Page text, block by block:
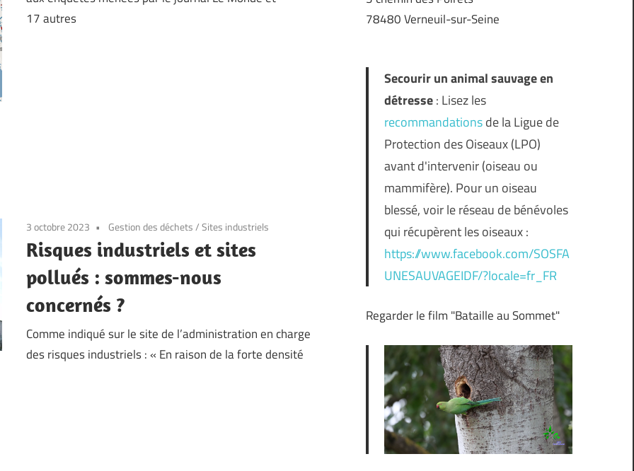
17 autres
3 octobre 2023 Gestion des déchets/Sites industriels
Risques industriels et sites
pollués : sommes-nous
concernés ?
Comme indiqué sur le site de l’administration en charge
des risques industriels : « En raison de la forte densité
78480 Verneuil-sur-Seine
Secourir un animal sauvage en
détresse: Lisez les
recommandationsde la Ligue de
Protection des Oiseaux (LPO)
avant d'intervenir (oiseau ou
mammifère). Pour un oiseau
blessé, voir le réseau de bénévoles
qui récupèrent les oiseaux :
https://www.facebook.com/SOSFA
UNESAUVAGEIDF/?locale=fr_FR
Regarder le film "Bataille au Sommet"